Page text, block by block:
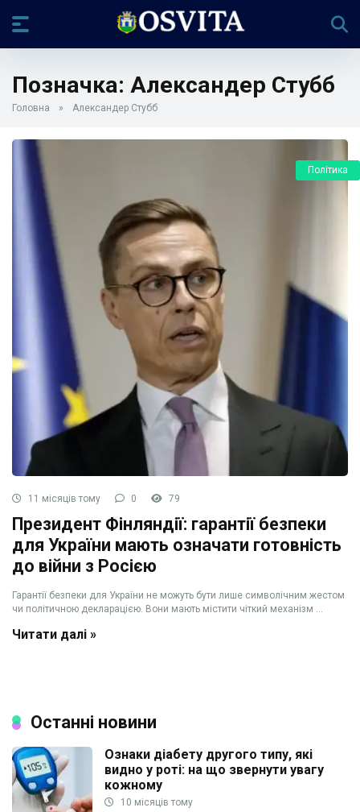
Позначка: Александер Стубб
Головна » Александер Стубб
Політика
11 місяців тому 0 79
Президент Фінляндії: гарантії безпеки
для України мають означати готовність
до війни з Росією
Гарантії безпеки для України не можуть бути лише символічним жестом
чи політичною декларацією. Вони мають містити чіткий механізм ...
Читати далі »
Останні новини
Ознаки діабету другого типу, які
видно у роті: на що звернути увагу
кожному
10 місяців тому